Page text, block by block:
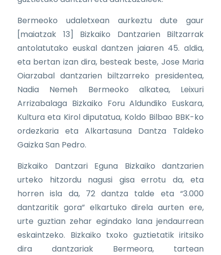
Bermeoko udaletxean aurkeztu dute gaur
[maiatzak 13] Bizkaiko Dantzarien Biltzarrak
antolatutako euskal dantzen jaiaren 45. aldia,
eta bertan izan dira, besteak beste, Jose Maria
Oiarzabal dantzarien biltzarreko presidentea,
Nadia Nemeh Bermeoko alkatea, Leixuri
Arrizabalaga Bizkaiko Foru Aldundiko Euskara,
Kultura eta Kirol diputatua, Koldo Bilbao BBK-ko
ordezkaria eta Alkartasuna Dantza Taldeko
Gaizka San Pedro.
Bizkaiko Dantzari Eguna Bizkaiko dantzarien
urteko hitzordu nagusi gisa errotu da, eta
horren isla da, 72 dantza talde eta “3.000
dantzaritik gora” elkartuko direla aurten ere,
urte guztian zehar egindako lana jendaurrean
eskaintzeko. Bizkaiko txoko guztietatik iritsiko
dira dantzariak Bermeora, tartean